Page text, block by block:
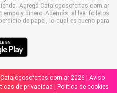
Agregá Catalogosofertas.com.ar
y dinero. Además, al leer folletos
de papel, lo cual es bueno para
2026 | Aviso
de privacidad | Política de cookies